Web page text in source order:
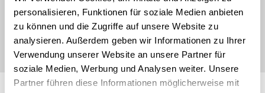
personalisieren, Funktionen für soziale Medien anbieten
zu können und die Zugriffe auf unsere Website zu
analysieren. Außerdem geben wir Informationen zu Ihrer
Verwendung unserer Website an unsere Partner für
soziale Medien, Werbung und Analysen weiter. Unsere
Partner führen diese Informationen möglicherweise mit
©Newsload/ System